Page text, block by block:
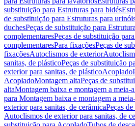
substituição para Estruturas para bidés
de substituição para Estruturas para
duchesPeças de substituição para
complementaresPeças de substituição
complementaresPara fixaçõesPeças de
fixaçõesAutoclismos de exterior
sanitas, de plásticoPeças de substituição
exterior para sanitas, de plásticoAcoplado
AcopladoMontagem altaPeças de
altaMontagem baixa e montagem a meia-
para Montagem baixa e montagem a
exterior para sanitas, de cerâmicaPeças
Autoclismos de exterior para sanitas, de